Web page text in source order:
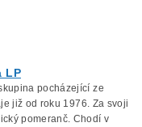
LP
pocházející ze
již od roku 1976. Za svoji
pomeranč. Chodí v